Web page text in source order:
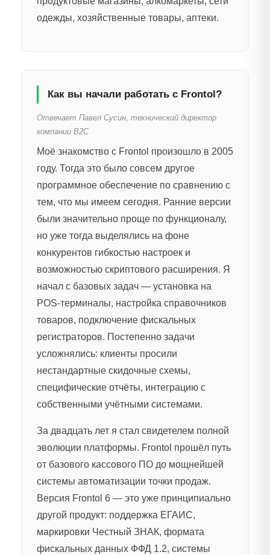
одежды, хозяйственные товары, аптеки.
Как вы начали работать с Frontol?
Отвечает Павел Сусин, технический директор
компании B2C
Моё знакомство с Frontol произошло в 2005
году. Тогда это было совсем другое
программное обеспечение по сравнению с
тем, что мы имеем сегодня. Ранние версии
были значительно проще по функционалу,
но уже тогда выделялись на фоне
конкурентов гибкостью настроек и
возможностью скриптового расширения. Я
начал с базовых задач — установка на
POS-терминалы, настройка справочников
товаров, подключение фискальных
регистраторов. Постепенно задачи
усложнялись: клиенты просили
нестандартные скидочные схемы,
специфические отчёты, интеграцию с
собственными учётными системами.
За двадцать лет я стал свидетелем полной
эволюции платформы. Frontol прошёл путь
от базового кассового ПО до мощнейшей
системы автоматизации точки продаж.
Версия Frontol 6 — это уже принципиально
другой продукт: поддержка ЕГАИС,
маркировки Честный ЗНАК, формата
фискальных данных ФФД 1.2, системы